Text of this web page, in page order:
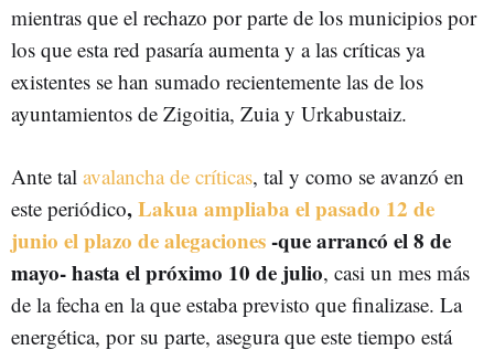
mientras que el rechazo por parte de los municipios por
los que esta red pasaría aumenta y a las críticas ya
existentes se han sumado recientemente las de los
ayuntamientos de Zigoitia, Zuia y Urkabustaiz.
Ante tal avalancha de críticas, tal y como se avanzó en
este periódico,Lakua ampliaba el pasado 12 de
junio el plazo de alegaciones-que arrancó el 8 de
mayo- hasta el próximo 10 de julio, casi un mes más
de la fecha en la que estaba previsto que finalizase. La
energética, por su parte, asegura que este tiempo está